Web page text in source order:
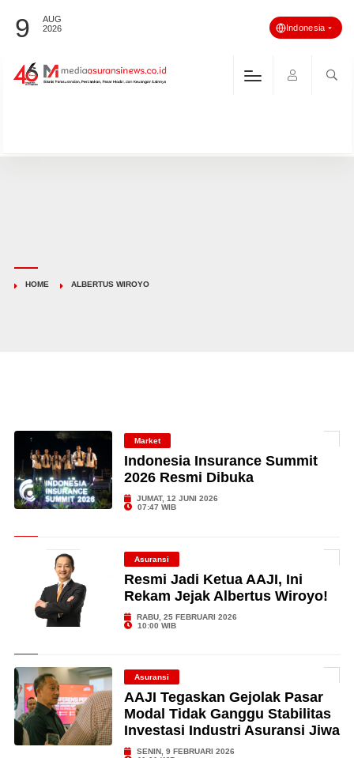
9
AUG
2026
Indonesia
HOME ALBERTUS WIROYO
Market
Indonesia Insurance Summit
2026 Resmi Dibuka
JUMAT, 12 JUNI 2026
07:47 WIB
Asuransi
Resmi Jadi Ketua AAJI, Ini
Rekam Jejak Albertus Wiroyo!
RABU, 25 FEBRUARI 2026
10:00 WIB
Asuransi
AAJI Tegaskan Gejolak Pasar
Modal Tidak Ganggu Stabilitas
Investasi Industri Asuransi Jiwa
SENIN, 9 FEBRUARI 2026